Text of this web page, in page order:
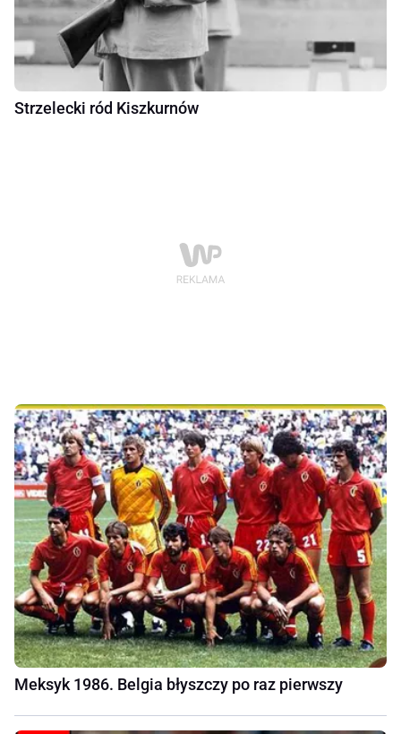
Strzelecki ród Kiszkurnów
Meksyk 1986. Belgia błyszczy po raz pierwszy